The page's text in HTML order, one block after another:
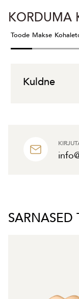
KORDUMA
Toode Makse
Kuldne
SARNASED